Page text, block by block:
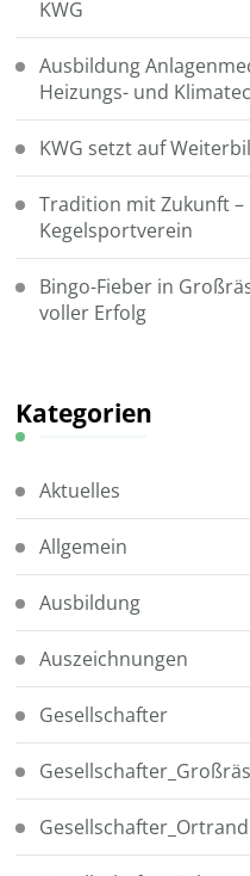
KWG
Ausbildung
Heizungs- und
KWG setzt auf
Tradition mit Zukunft
Kegelsportverein
Bingo-Fieber in
voller Erfolg
Kategorien
Aktuelles
Allgemein
Ausbildung
Auszeichnungen
Gesellschafter
Gesellschafter_Ortrand